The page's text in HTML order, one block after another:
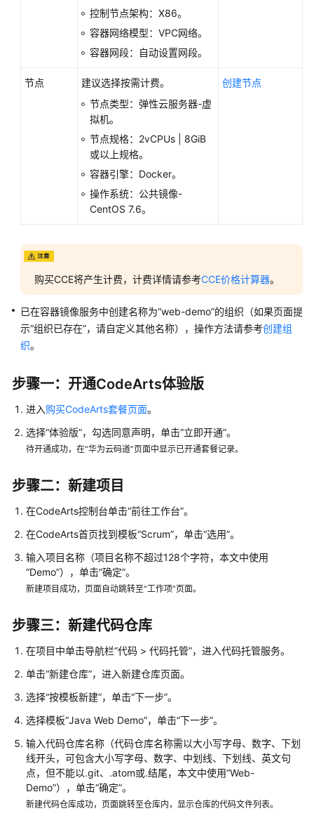
API
参
帮
助
更
多
文
档
通
用
考
任
担
服
务
等
协
（SLA）
皮
书
源
支
持
区
控制节点架构：X86。
容器网络模型：VPC网络。
容器网段：自动设置网段。
节点
建议选择按需计费。
节点类型：弹性云服务器-虚
拟机。
节点规格：2vCPUs | 8GiB
或以上规格。
容器引擎：Docker。
操作系统：公共镜像-
CentOS 7.6。
创建节点
购买CCE将产生计费，计费详情请参考CCE价格计算器。
已在容器镜像服务中创建名称为“web-demo”的组织（如果页面提
示“组织已存在”，请自定义其他名称），操作方法请参考创建组
织。
步骤一：开通CodeArts体验版
进入购买CodeArts套餐页面。
选择“体验版”，勾选同意声明，单击“立即开通”。
待开通成功，在“华为云码道”页面中显示已开通套餐记录。
步骤二：新建项目
在CodeArts控制台单击“前往工作台”。
在CodeArts首页找到模板“Scrum”，单击“选用”。
输入项目名称（项目名称不超过128个字符，本文中使用
“Demo”），单击“确定”。
新建项目成功，页面自动跳转至“工作项”页面。
步骤三：新建代码仓库
在项目中单击导航栏“代码 > 代码托管”，进入代码托管服务。
单击“新建仓库”，进入新建仓库页面。
选择“按模板新建”，单击“下一步”。
选择模板“Java Web Demo”，单击“下一步”。
输入代码仓库名称（代码仓库名称需以大小写字母、数字、下划
线开头，可包含大小写字母、数字、中划线、下划线、英文句
点，但不能以.git、.atom或.结尾，本文中使用“Web-
Demo”），单击“确定”。
新建代码仓库成功，页面跳转至仓库内，显示仓库的代码文件列表。